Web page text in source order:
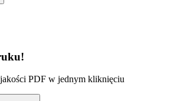
PDF w jednym kliknięciu